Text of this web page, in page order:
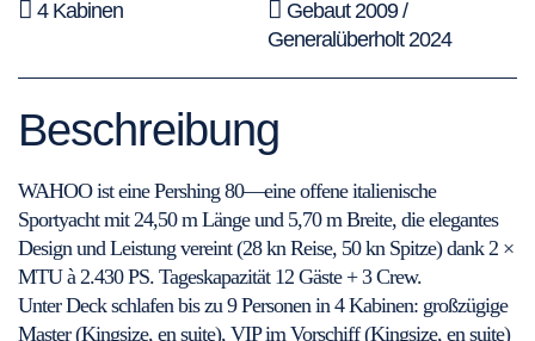
4 Kabinen
Gebaut 2009 /
Generalüberholt 2024
Beschreibung
WAHOO ist eine Pershing 80—eine offene italienische
Sportyacht mit 24,50 m Länge und 5,70 m Breite, die elegantes
Design und Leistung vereint (28 kn Reise, 50 kn Spitze) dank 2 ×
MTU à 2.430 PS. Tageskapazität 12 Gäste + 3 Crew.
Unter Deck schlafen bis zu 9 Personen in 4 Kabinen: großzügige
Master (Kingsize, en suite), VIP im Vorschiff (Kingsize, en suite)